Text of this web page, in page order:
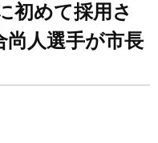
初めて採用さ
尚人選手が市長